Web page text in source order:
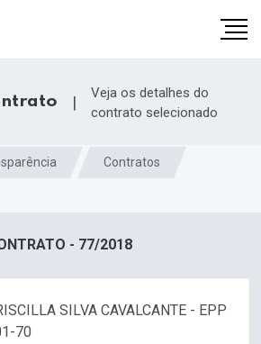
|
Veja os detalhes do
contrato selecionado
Contratos
- 77/2018
SILVA CAVALCANTE - EPP
70